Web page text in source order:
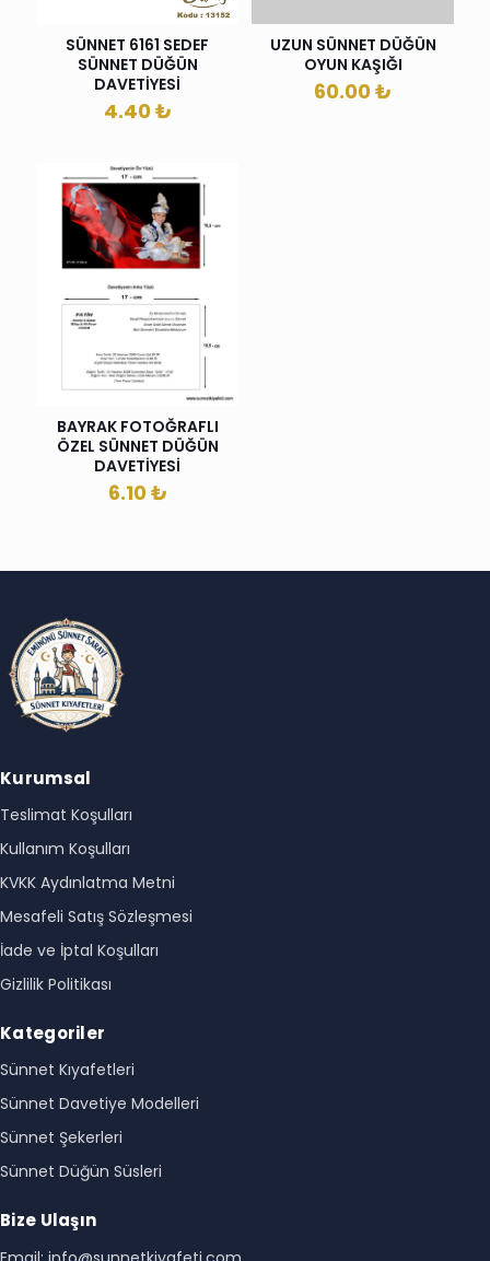
SÜNNET 6161 SEDEF
SÜNNET DÜĞÜN
DAVETİYESİ
4.40₺
UZUN SÜNNET DÜĞÜN
OYUN KAŞIĞI
60.00₺
BAYRAK FOTOĞRAFLI
ÖZEL SÜNNET DÜĞÜN
DAVETİYESİ
6.10₺
Kurumsal
Teslimat Koşulları
Kullanım Koşulları
KVKK Aydınlatma Metni
Mesafeli Satış Sözleşmesi
İade ve İptal Koşulları
Gizlilik Politikası
Kategoriler
Sünnet Kıyafetleri
Sünnet Davetiye Modelleri
Sünnet Şekerleri
Sünnet Düğün Süsleri
Bize Ulaşın